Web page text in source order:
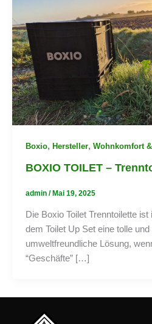
Boxio, Hersteller, Wohnkomfort
BOXIO TOILET –
admin / Mai 19, 2025
Die Boxio Toilet Trenntoilette
dem Toilet Up Set eine tolle
umweltfreundliche Lösung,
“Geschäfte” […]